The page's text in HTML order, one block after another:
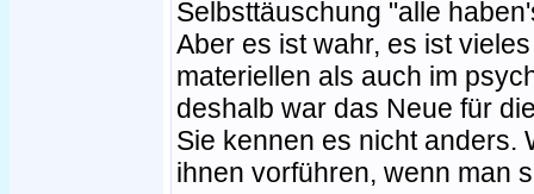
Selbsttäuschung "alle
Aber es ist wahr, es ist
materiellen als auch im
deshalb war das Neue für
Sie kennen es nicht anders.
ihnen vorführen, wenn man